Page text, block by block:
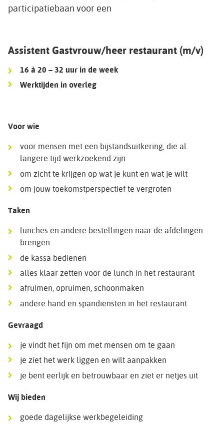
participatiebaan voor een
Assistent Gastvrouw/heer restaurant (m/v)
16 à 20 – 32 uur in de week
Werktijden in overleg
Voor wie
voor mensen met een bijstandsuitkering, die al
langere tijd werkzoekend zijn
om zicht te krijgen op wat je kunt en wat je wilt
om jouw toekomstperspectief te vergroten
Taken
lunches en andere bestellingen naar de afdelingen
brengen
de kassa bedienen
alles klaar zetten voor de lunch in het restaurant
afruimen, opruimen, schoonmaken
andere hand en spandiensten in het restaurant
Gevraagd
je vindt het fijn om met mensen om te gaan
je ziet het werk liggen en wilt aanpakken
je bent eerlijk en betrouwbaar en ziet er netjes uit
Wij bieden
goede dagelijkse werkbegeleiding